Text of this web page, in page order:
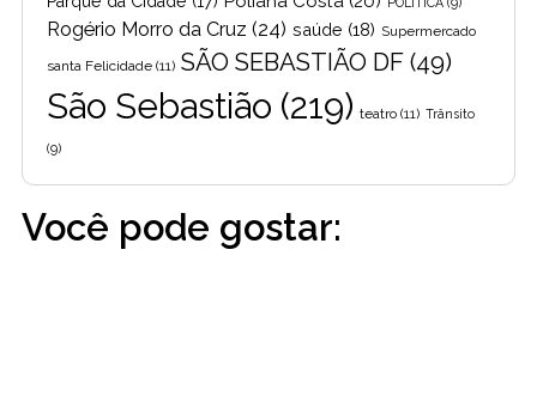
Rogério Morro da Cruz (24) saúde (18) Supermercado
santa Felicidade (11) SÃO SEBASTIÃO DF (49)
São Sebastião (219) teatro (11) Trânsito
(9)
Você pode gostar: